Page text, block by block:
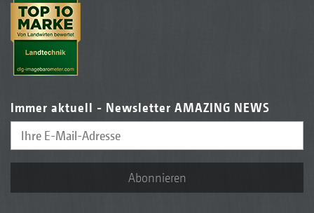
Immer aktuell - Newsletter AMAZING NEWS
Abonnieren